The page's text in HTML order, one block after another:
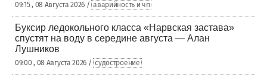
09:15 , 08 Августа 2026 / аварийность и чп
Буксир ледокольного класса «Нарвская застава»
спустят на воду в середине августа — Алан
Лушников
09:00 , 08 Августа 2026 / судостроение